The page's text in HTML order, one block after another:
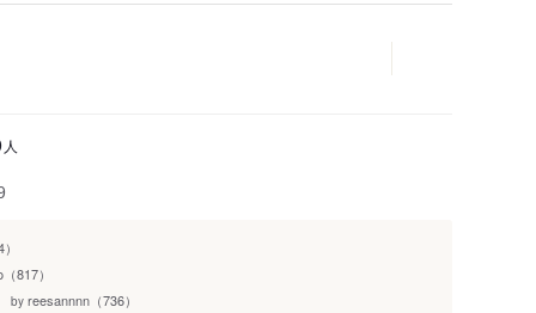
人
817）
by reesannnn（736）